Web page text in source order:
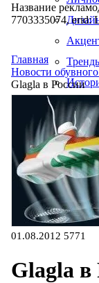
Название
7703335074, erid:
Главная
Новости обувного
Glagla в России
01.08.2012 5771
Glagla в